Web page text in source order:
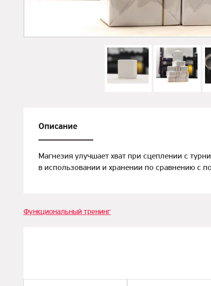
Описание
Магнезия улучшает хват при сцеплении с
в использовании и хранении по сравнению с
Функциональный тренинг